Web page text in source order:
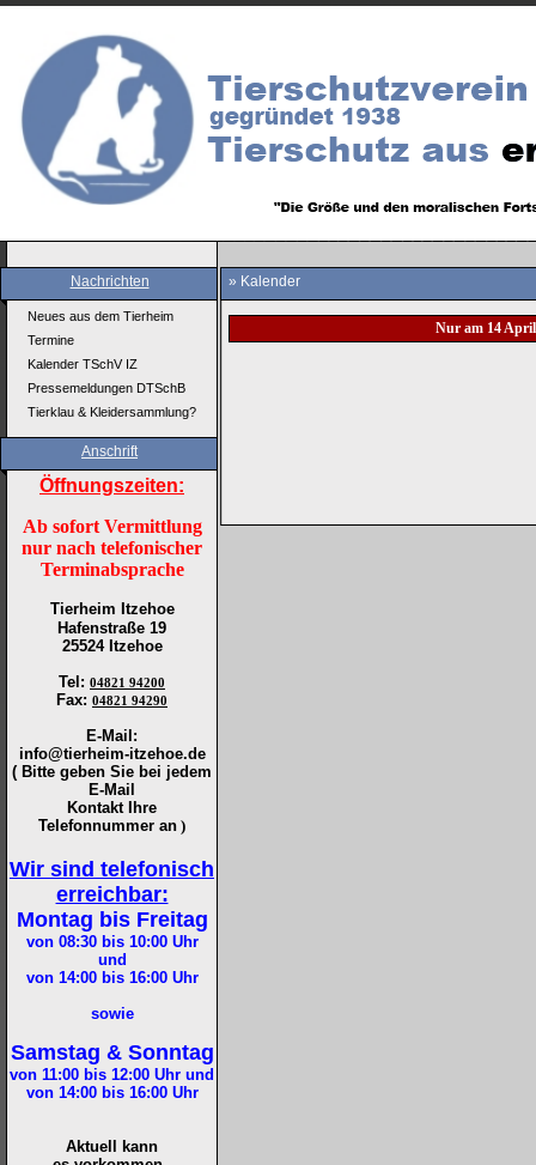
Nachrichten
Neues aus dem Tierheim
Termine
Kalender TSchV IZ
Pressemeldungen DTSchB
Tierklau & Kleidersammlung?
Anschrift
Öffnungszeiten:
Ab sofort Vermittlung
nur nach telefonischer
Terminabsprache
Tierheim Itzehoe
Hafenstraße 19
25524 Itzehoe
Tel : 04821 94200
Fax: 04821 94290
E-Mail:
info@tierheim-itzehoe.de
( Bitte geben Sie bei jedem
E-Mail
Kontakt Ihre
Telefonnummer an )
Wir sind telefonisch
erreichbar:
Montag bis Freitag
von 08:30 bis 10:00Uhr
und
von 14:00 bis 16:00Uhr
sowie
Samstag & Sonntag
von 11:00 bis 12:00 Uhr und
von 14:00 bis 16:00Uhr
Aktuell kann
» Kalender
Nur am 14